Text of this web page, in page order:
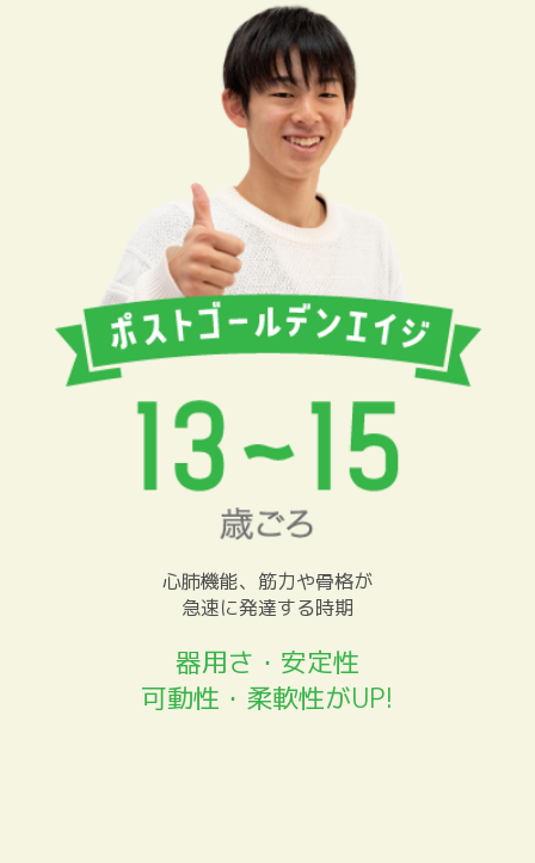
心肺機能、筋力や骨格が
急速に発達する時期
器用さ・安定性
可動性・柔軟性がUP!